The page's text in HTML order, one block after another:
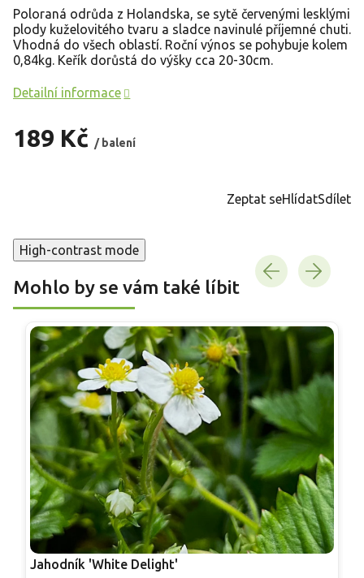
189 Kč / balení
Poloraná odrůda z Holandska, se sytě červenými lesklými
plody kuželovitého tvaru a sladce navinulé příjemné chuti.
Vhodná do všech oblastí. Roční výnos se pohybuje kolem
0,84kg. Keřík dorůstá do výšky cca 20-30cm.
Detailní informace
Zeptat seHlídatSdílet
High-contrast mode
Mohlo by se vám také líbit
Jahodník 'White Delight'